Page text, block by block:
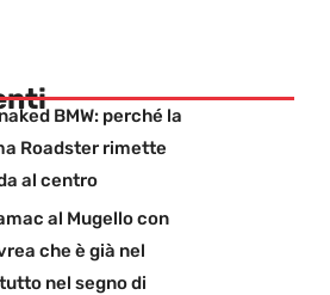
BMW: perché la
Roadster rimette
al centro
al Mugello con
che è già nel
nel segno di